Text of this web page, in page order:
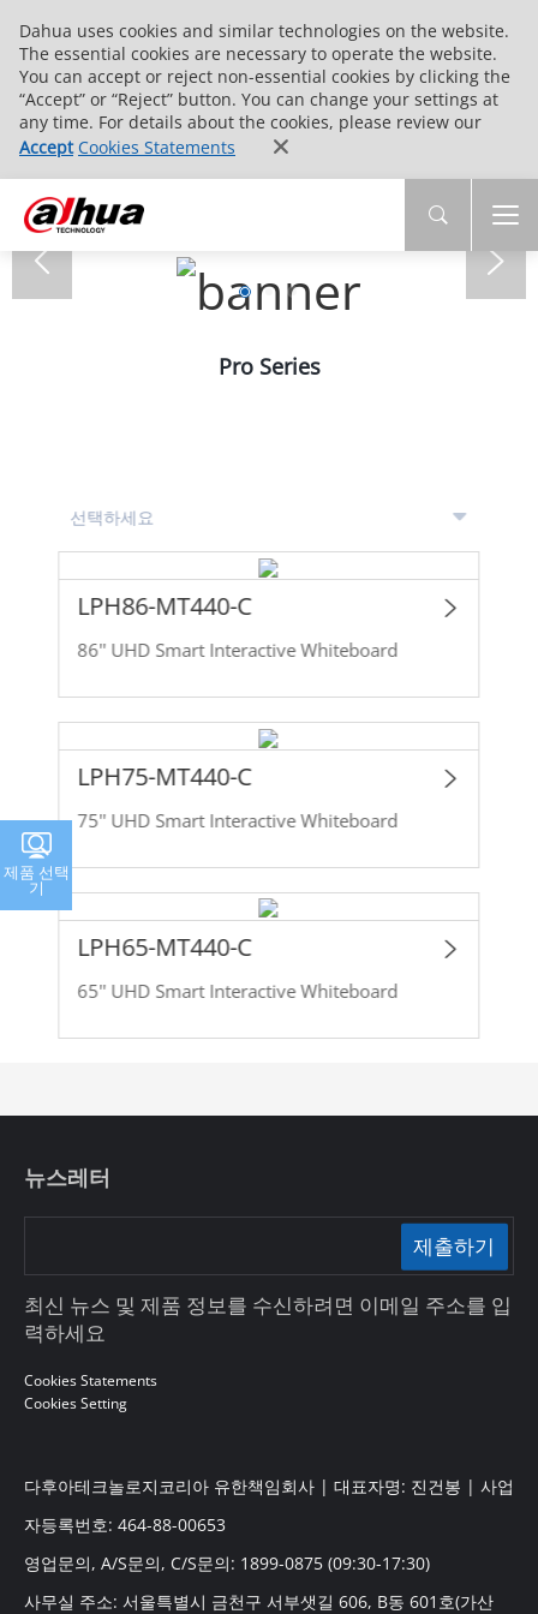
Dahua uses cookies and similar technologies on the website.
The essential cookies are necessary to operate the website.
You can accept or reject non-essential cookies by clicking the
“Accept” or “Reject” button. You can change your settings at
any time. For details about the cookies, please review our
Accept Cookies Statements
Pro Series
LPH86-MT440-C
86'' UHD Smart Interactive Whiteboard
LPH75-MT440-C
75'' UHD Smart Interactive Whiteboard
LPH65-MT440-C
65'' UHD Smart Interactive Whiteboard
제품 선택
기
뉴스레터
제출하기
최신 뉴스 및 제품 정보를 수신하려면 이메일 주소를 입
력하세요
Cookies Statements
Cookies Setting
다후아테크놀로지코리아 유한책임회사 | 대표자명: 진건봉 | 사업
자등록번호: 464-88-00653
영업문의, A/S문의, C/S문의: 1899-0875 (09:30-17:30)
사무실 주소: 서울특별시 금천구 서부샛길 606, B동 601호(가산